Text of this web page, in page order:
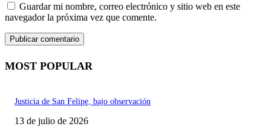
Guardar mi nombre, correo electrónico y sitio web en este
navegador la próxima vez que comente.
MOST POPULAR
Justicia de San Felipe, bajo observación
13 de julio de 2026